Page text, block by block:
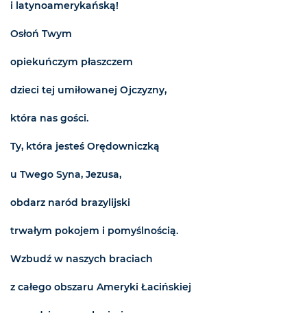
i latynoamerykańską!
Osłoń Twym
opiekuńczym płaszczem
dzieci tej umiłowanej Ojczyzny,
która nas gości.
Ty, która jesteś Orędowniczką
u Twego Syna, Jezusa,
obdarz naród brazylijski
trwałym pokojem i pomyślnością.
Wzbudź w naszych braciach
z całego obszaru Ameryki Łacińskiej